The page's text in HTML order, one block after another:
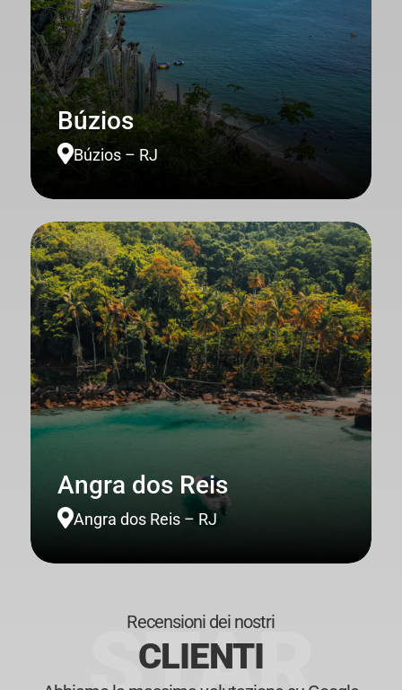
Búzios
Búzios – RJ
Angra dos Reis
Angra dos Reis – RJ
STAR
Recensioni dei nostri
CLIENTI